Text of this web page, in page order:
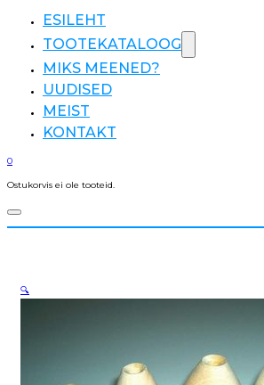
ESILEHT
TOOTEKATALOOG
MIKS MEENED?
UUDISED
MEIST
KONTAKT
0
Ostukorvis ei ole tooteid.
🔍